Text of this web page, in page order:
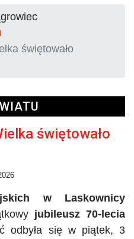
świętowało
świętowało
w Laskownicy
jubileusz 70-lecia
odbyła się w piątek, 3